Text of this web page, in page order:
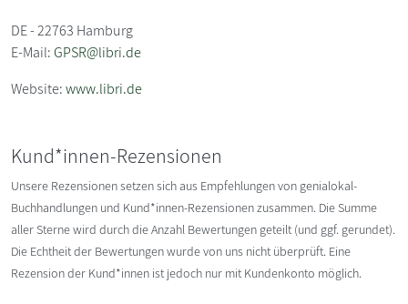
DE - 22763 Hamburg
E-Mail:GPSR@libri.de
Website:www.libri.de
Kund*innen-Rezensionen
Unsere Rezensionen setzen sich aus Empfehlungen von genialokal-
Buchhandlungen und Kund*innen-Rezensionen zusammen. Die Summe
aller Sterne wird durch die Anzahl Bewertungen geteilt (und ggf. gerundet).
Die Echtheit der Bewertungen wurde von uns nicht überprüft. Eine
Rezension der Kund*innen ist jedoch nur mit Kundenkonto möglich.